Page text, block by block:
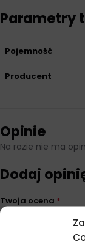
Parametry
Pojemność
Producent
Opinie
Na razie nie ma
Dodaj
Twoja ocena *